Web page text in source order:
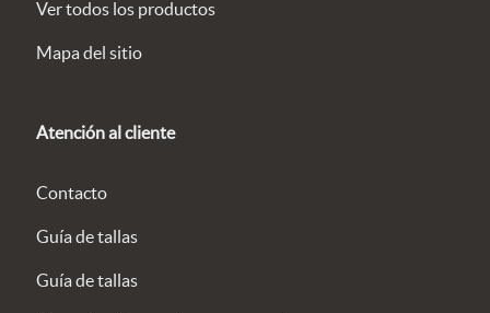
Ver todos los productos
Mapa del sitio
Atención al cliente
Contacto
Guía de tallas
Guía de tallas